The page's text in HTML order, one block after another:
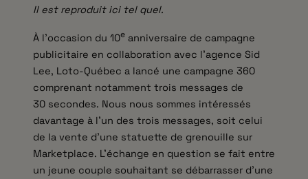
Il est reproduit ici tel quel.
À l’occasion du 10e anniversaire de campagne
publicitaire en collaboration avec l’agence Sid
Lee, Loto-Québec a lancé une campagne 360
comprenant notamment trois messages de
30 secondes. Nous nous sommes intéressés
davantage à l’un des trois messages, soit celui
de la vente d’une statuette de grenouille sur
Marketplace. L’échange en question se fait entre
un jeune couple souhaitant se débarrasser d’une